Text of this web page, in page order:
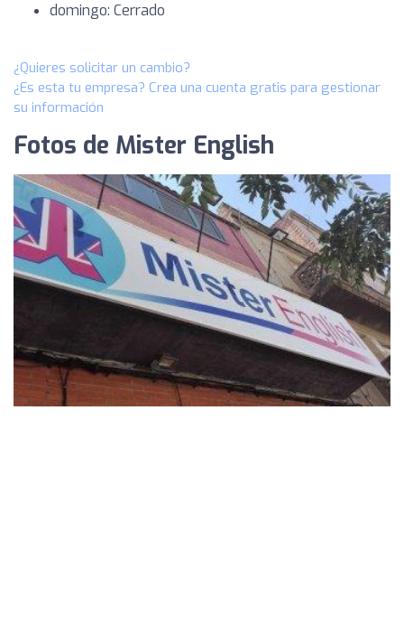
domingo: Cerrado
¿Quieres solicitar un cambio?
¿Es esta tu empresa? Crea una cuenta gratis para gestionar
su información
Fotos de Mister English